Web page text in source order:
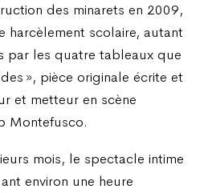
des minarets en 2009,
harcèlement scolaire, autant
par les quatre tableaux que
», pièce originale écrite et
et metteur en scène
Montefusco.
mois, le spectacle intime
environ une heure